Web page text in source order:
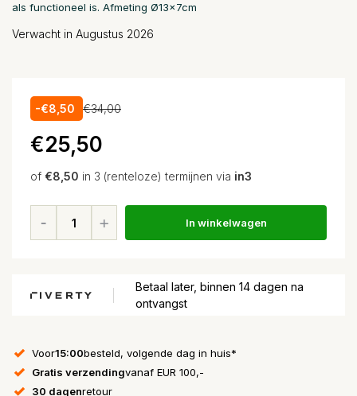
als functioneel is. Afmeting Ø13x7cm
Verwacht in Augustus 2026
-€8,50 €34,00
€25,50
of €8,50 in 3 (renteloze) termijnen via in3
In winkelwagen
Betaal later, binnen 14 dagen na
ontvangst
Voor15:00besteld, volgende dag in huis*
Gratis verzendingvanaf EUR 100,-
30 dagenretour